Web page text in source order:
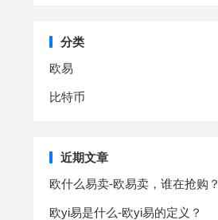
分类
欧易
比特币
近期文章
欧什么易卖-欧易卖，谁在抢购？
欧yi易是什么-欧yi易的定义？